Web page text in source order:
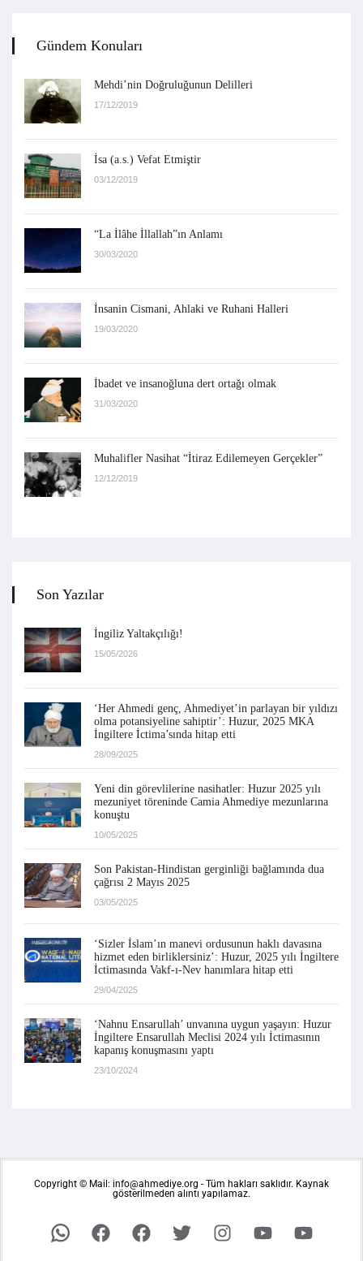
Gündem Konuları
Mehdi’nin Doğruluğunun Delilleri
17/12/2019
İsa (a.s.) Vefat Etmiştir
03/12/2019
“La İlâhe İllallah”ın Anlamı
30/03/2020
İnsanin Cismani, Ahlaki ve Ruhani Halleri
19/03/2020
İbadet ve insanoğluna dert ortağı olmak
31/03/2020
Muhalifler Nasihat “İtiraz Edilemeyen Gerçekler”
12/12/2019
Son Yazılar
İngiliz Yaltakçılığı!
15/05/2026
‘Her Ahmedi genç, Ahmediyet’in parlayan bir yıldızı
olma potansiyeline sahiptir’: Huzur, 2025 MKA
İngiltere İctima’sında hitap etti
28/09/2025
Yeni din görevlilerine nasihatler: Huzur 2025 yılı
mezuniyet töreninde Camia Ahmediye mezunlarına
konuştu
10/05/2025
Son Pakistan-Hindistan gerginliği bağlamında dua
çağrısı 2 Mayıs 2025
03/05/2025
‘Sizler İslam’ın manevi ordusunun haklı davasına
hizmet eden birliklersiniz’: Huzur, 2025 yılı İngiltere
İctimasında Vakf-ı-Nev hanımlara hitap etti
29/04/2025
‘Nahnu Ensarullah’ unvanına uygun yaşayın: Huzur
İngiltere Ensarullah Meclisi 2024 yılı İctimasının
kapanış konuşmasını yaptı
23/10/2024
Copyright © Mail: info@ahmediye.org - Tüm hakları saklıdır. Kaynak
gösterilmeden alıntı yapılamaz.